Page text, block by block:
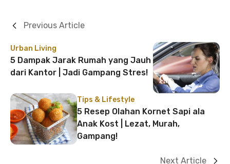
Urban Living
5 Dampak Jarak Rumah yang Jauh
dari Kantor | Jadi Gampang Stres!
Previous Article
Tips & Lifestyle
5 Resep Olahan Kornet Sapi ala
Anak Kost | Lezat, Murah,
Gampang!
Next Article